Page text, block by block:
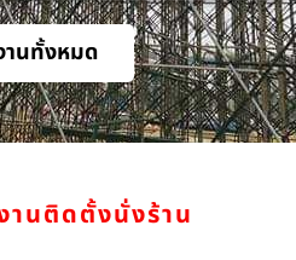
นทั้งหมด
นติดตั้งนั่งร้าน